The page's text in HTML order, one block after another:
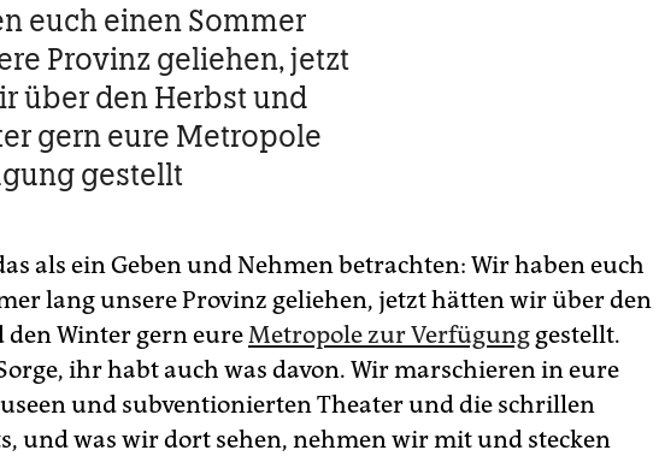
euch einen Sommer
Provinz geliehen, jetzt
über den Herbst und
gern eure Metropole
gestellt
als ein Geben und Nehmen betrachten: Wir haben euch
lang unsere Provinz geliehen, jetzt hätten wir über den
den Winter gern eureMetropole zur Verfügung gestellt.
ihr habt auch was davon. Wir marschieren in eure
und subventionierten Theater und die schrillen
und was wir dort sehen, nehmen wir mit und stecken